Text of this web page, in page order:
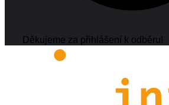
Děkujeme za přihlášení k odběru!